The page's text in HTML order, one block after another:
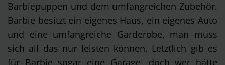
Barbiepuppen und dem umfangreichen Zubehör.
Barbie besitzt ein eigenes Haus, ein eigenes Auto
und eine umfangreiche Garderobe, man muss
sich all das nur leisten können. Letztlich gib es